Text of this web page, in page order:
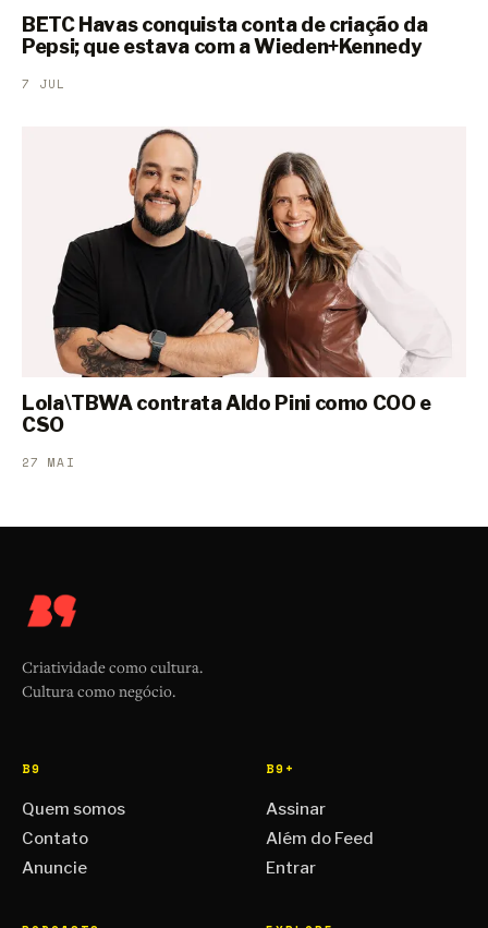
BETC Havas conquista conta de criação da
Pepsi; que estava com a Wieden+Kennedy
7 JUL
Lola\TBWA contrata Aldo Pini como COO e
CSO
27 MAI
Criatividade como cultura.
Cultura como negócio.
B9
Quem somos
Contato
Anuncie
B9+
Assinar
Além do Feed
Entrar